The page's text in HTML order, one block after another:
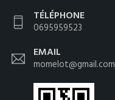
TÉLÉPHONE
0695959523
EMAIL
momelot@gmail.com